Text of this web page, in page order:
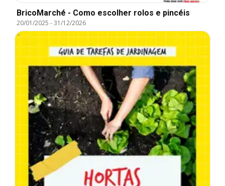
BricoMarché - Como escolher rolos e pincéis
20/01/2025 -31/12/2026